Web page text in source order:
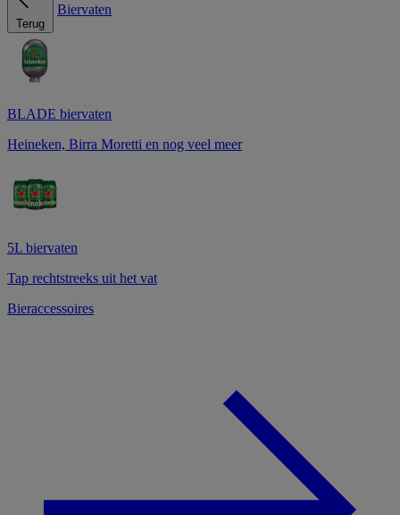
Terug
Biervaten
BLADE biervaten
Heineken, Birra Moretti en nog veel meer
5L biervaten
Tap rechtstreeks uit het vat
Bieraccessoires